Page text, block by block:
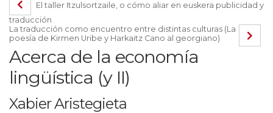
El taller Itzulsortzaile, o cómo aliar en euskera publicidad y
traducción
La traducción como encuentro entre distintas culturas (La
poesía de Kirmen Uribe y Harkaitz Cano al georgiano)
Acerca de la economía
lingüística (y II)
Xabier Aristegieta